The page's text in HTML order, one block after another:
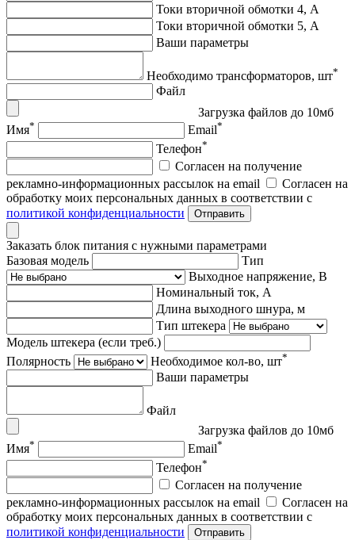
Токи вторичной обмотки 4, А
Токи вторичной обмотки 5, А
Ваши параметры
Необходимо трансформаторов, шт*
Файл
Загрузка файлов до 10мб
Имя* Email*
Телефон*
Согласен на получение
рекламно-информационных рассылок на email
Согласен на
обработку моих персональных данных в соответствии с
политикой конфиденциальности
Отправить
Заказать блок питания с нужными параметрами
Базовая модель
Тип
Выходное напряжение, В
Номинальный ток, А
Длина выходного шнура, м
Тип штекера
Модель штекера (если треб.)
Полярность
Необходимое кол-во, шт*
Ваши параметры
Файл
Загрузка файлов до 10мб
Имя* Email*
Телефон*
Согласен на получение
рекламно-информационных рассылок на email
Согласен на
обработку моих персональных данных в соответствии с
политикой конфиденциальности
Отправить